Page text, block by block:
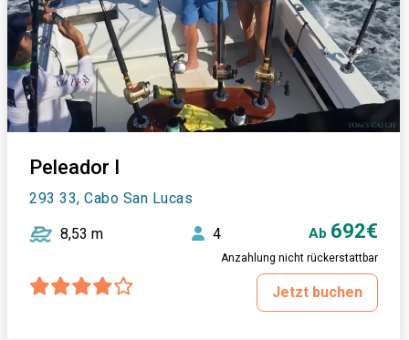
Peleador I
293 33, Cabo San Lucas
8,53 m 4 Ab 692€
Anzahlung nicht rückerstattbar
Jetzt buchen